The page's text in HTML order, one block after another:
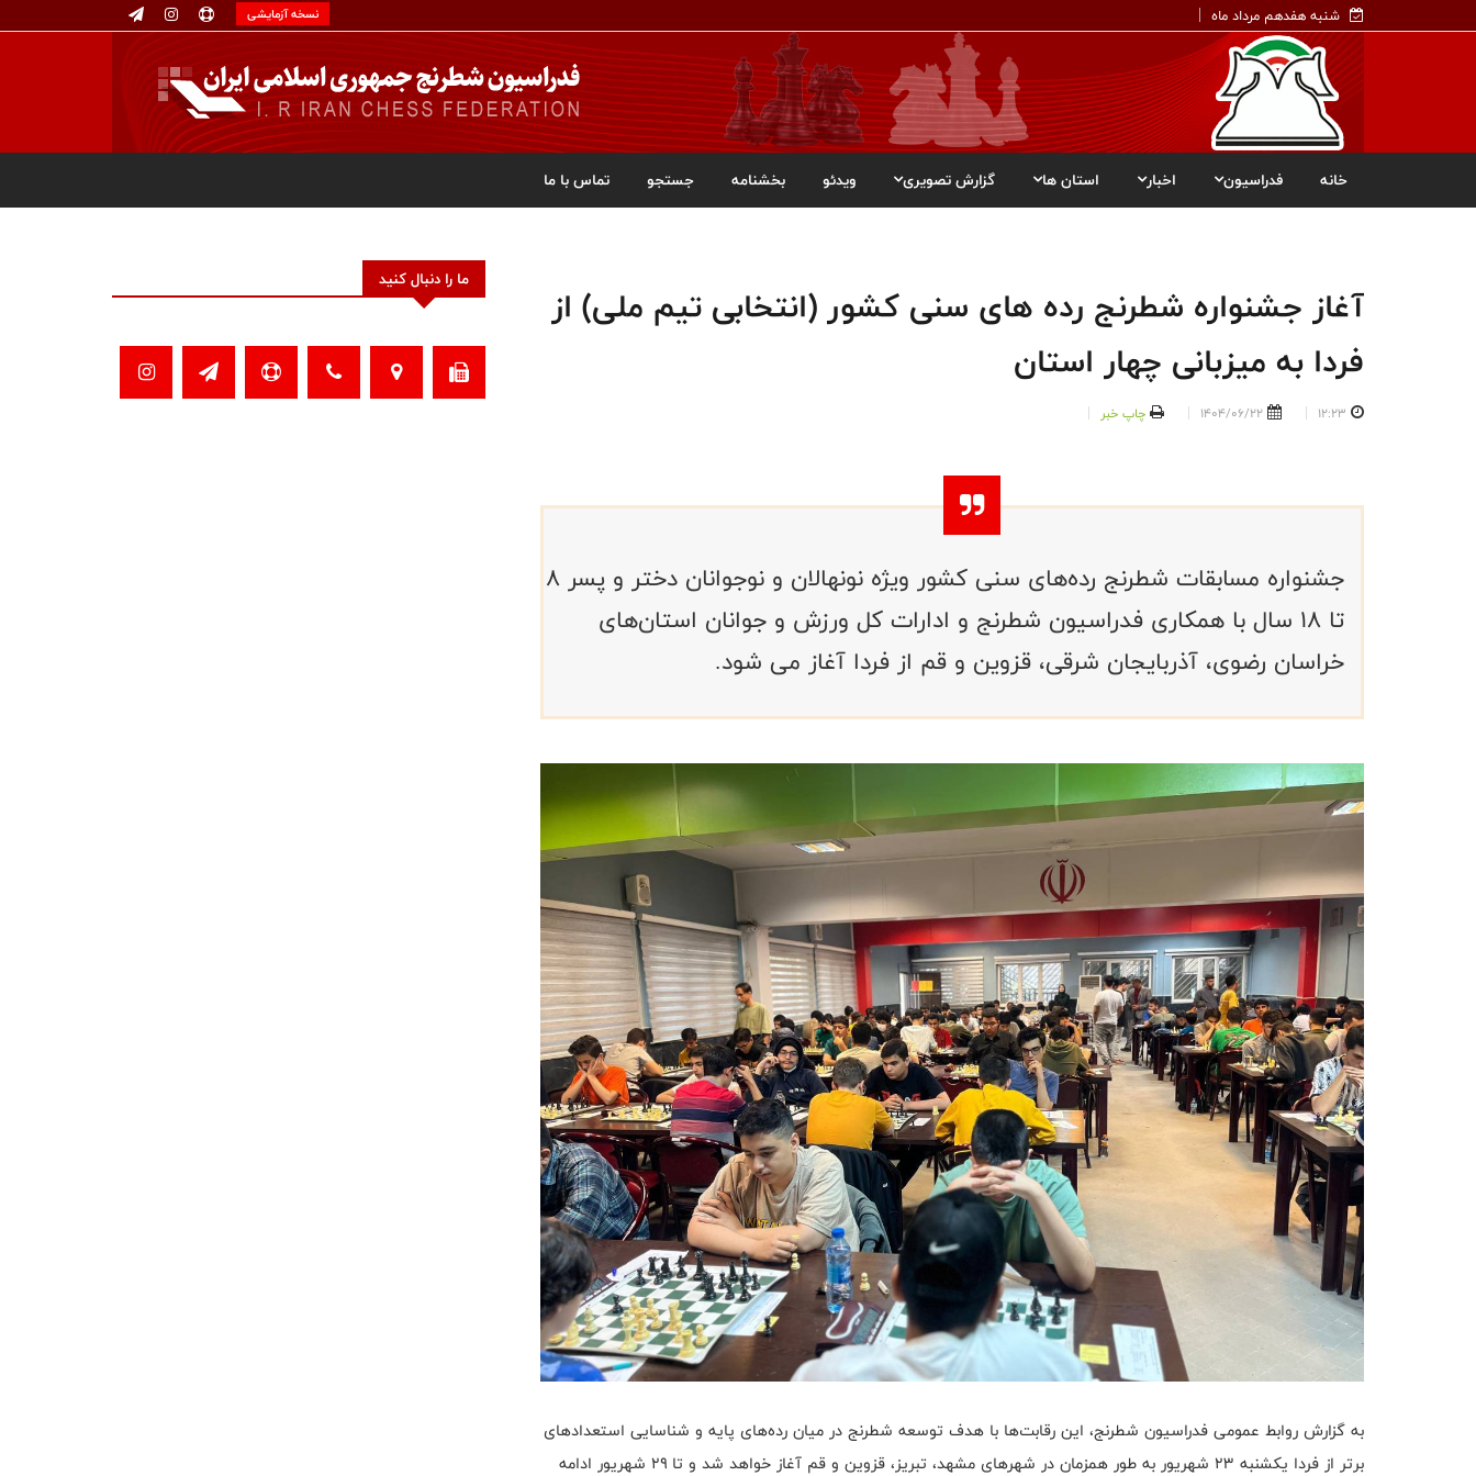
شنبه هفدهم مرداد ماه نسخه آزمایشی
خانه فدراسیون اخبار استان ها گزارش تصویری ویدئو بخشنامه جستجو تماس با ما
آغاز جشنواره شطرنج رده های سنی کشور (انتخابی تیم ملی) از
فردا به میزبانی چهار استان
12:23
1404/06/22 چاپ خبر
جشنواره مسابقات شطرنج رده‌های سنی کشور ویژه نونهالان و نوجوانان دختر و پسر ۸
تا ۱۸ سال با همکاری فدراسیون شطرنج و ادارات کل ورزش و جوانان استان‌های
خراسان رضوی، آذربایجان شرقی، قزوین و قم از فردا آغاز می شود.
به گزارش روابط عمومی فدراسیون شطرنج، این رقابت‌ها با هدف توسعه شطرنج در میان رده‌های پایه و شناسایی استعدادهای
برتر از فردا یکشنبه ۲۳ شهریور به طور همزمان در شهرهای مشهد، تبریز، قزوین و قم آغاز خواهد شد و تا ۲۹ شهریور ادامه
ما را دنبال کنید